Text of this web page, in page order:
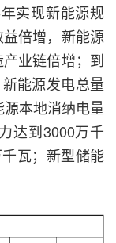
实现新能源规
倍增，新能源
业链倍增；到
能源发电总量
本地消纳电量
达到3000万千
瓦；新型储能